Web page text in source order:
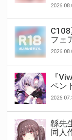
フェ
『
ベン
緜先
同人